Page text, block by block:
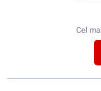
Cel